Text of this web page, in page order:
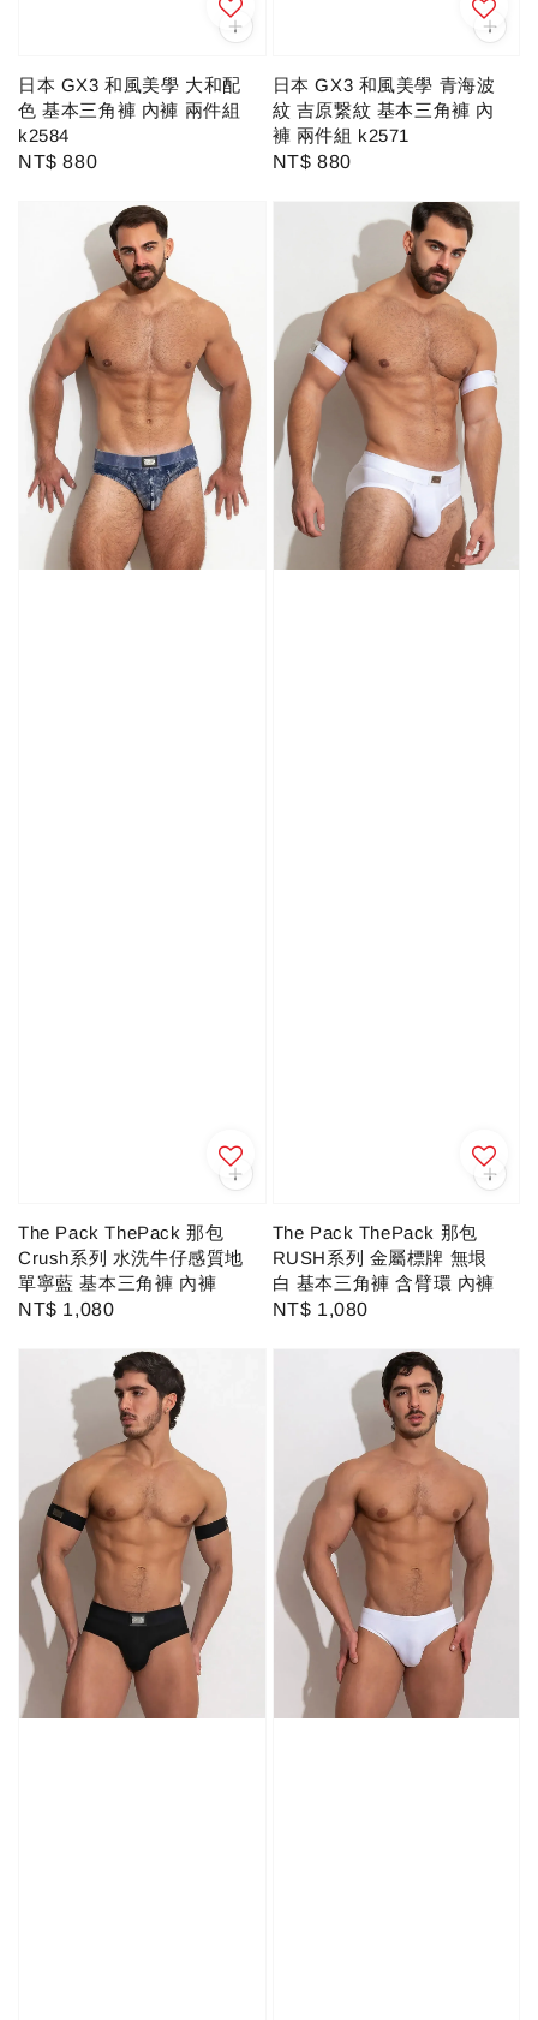
日本 GX3 和風美學 大和配
色 基本三角褲 內褲 兩件組
k2584
Regular
NT$ 880
日本 GX3 和風美學 青海波
紋 吉原繋紋 基本三角褲 內
褲 兩件組 k2571
Regular
NT$ 880
The Pack ThePack 那包
Crush系列 水洗牛仔感質地
單寧藍 基本三角褲 內褲
Regular
NT$ 1,080
The Pack ThePack 那包
RUSH系列 金屬標牌 無垠
白 基本三角褲 含臂環 內褲
Regular
NT$ 1,080